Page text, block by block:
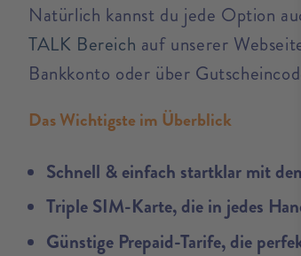
Natürlich kannst du jede Option
TALK Bereich auf unserer
Bankkonto oder über
Das Wichtigste im Überblick
Schnell & einfach startklar mit
Triple SIM-Karte, die in jedes
Günstige Prepaid-Tarife, die